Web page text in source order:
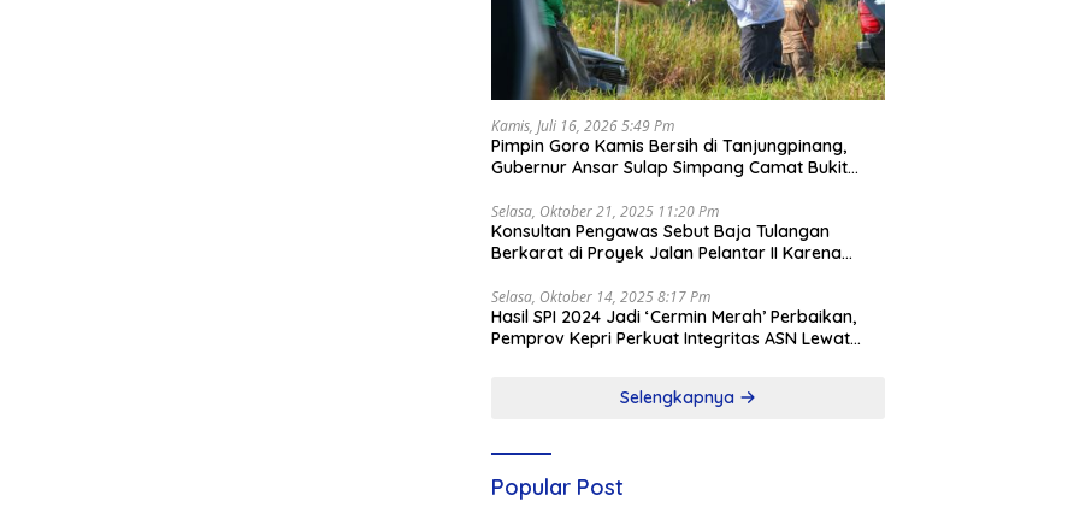
Kamis, Juli 16, 2026 5:49 Pm
Pimpin Goro Kamis Bersih di Tanjungpinang,
Gubernur Ansar Sulap Simpang Camat Bukit
Selasa, Oktober 21, 2025 11:20 Pm
Konsultan Pengawas Sebut Baja Tulangan
Berkarat di Proyek Jalan Pelantar II Karena
Selasa, Oktober 14, 2025 8:17 Pm
Hasil SPI 2024 Jadi ‘Cermin Merah’ Perbaikan,
Pemprov Kepri Perkuat Integritas ASN Lewat
Selengkapnya
Popular Post